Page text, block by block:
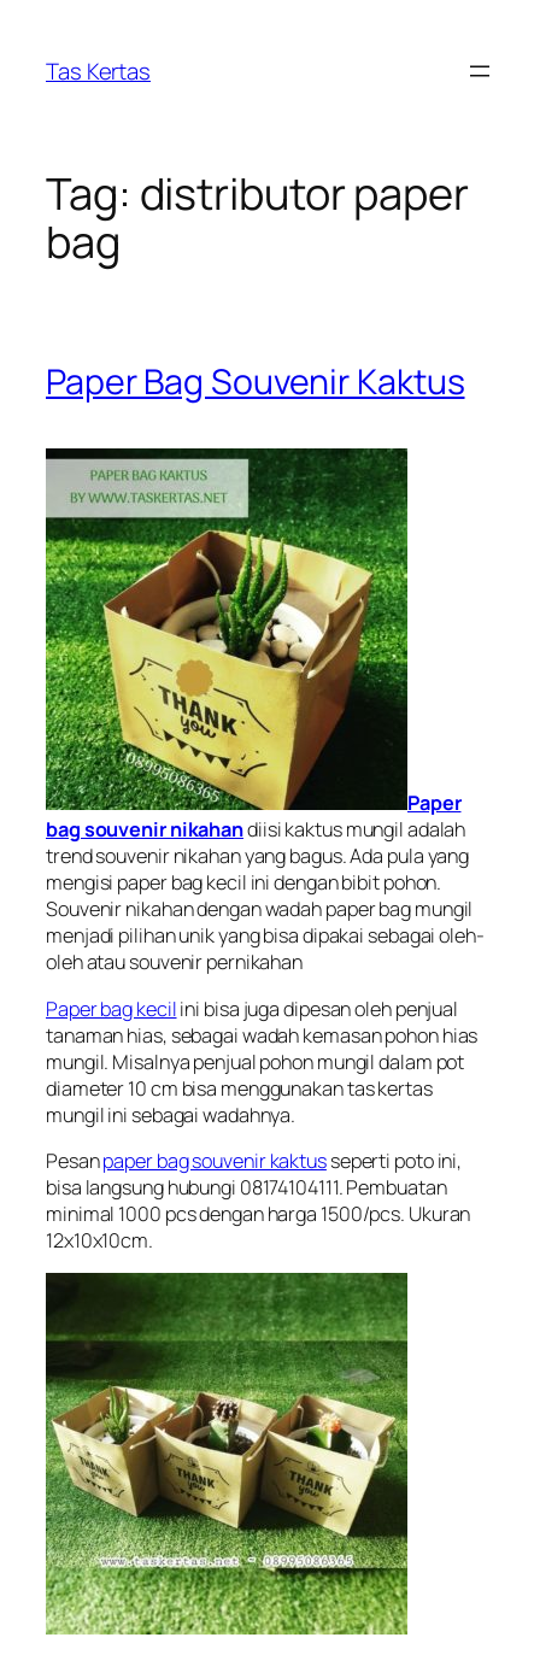
content
Tas Kertas
Tag: distributor paper
bag
Paper Bag Souvenir Kaktus
Paper
bag souvenir nikahandiisi kaktus mungil adalah
trend souvenir nikahan yang bagus. Ada pula yang
mengisi paper bag kecil ini dengan bibit pohon.
Souvenir nikahan dengan wadah paper bag mungil
menjadi pilihan unik yang bisa dipakai sebagai oleh-
oleh atau souvenir pernikahan
Paper bag kecilini bisa juga dipesan oleh penjual
tanaman hias, sebagai wadah kemasan pohon hias
mungil. Misalnya penjual pohon mungil dalam pot
diameter 10 cm bisa menggunakan tas kertas
mungil ini sebagai wadahnya.
Pesanpaper bag souvenir kaktusseperti poto ini,
bisa langsung hubungi 08174104111. Pembuatan
minimal 1000 pcs dengan harga 1500/pcs. Ukuran
12x10x10cm.